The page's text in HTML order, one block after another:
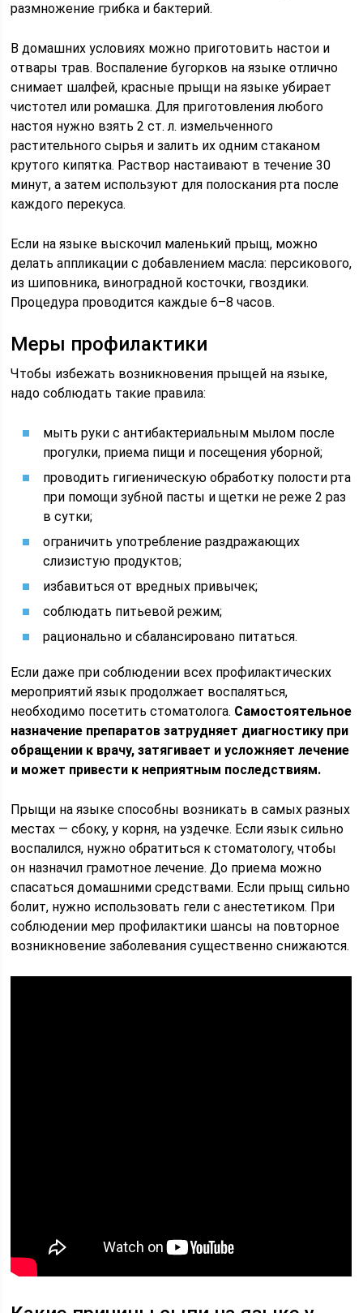
размножение грибка и бактерий.
В домашних условиях можно приготовить настои и
отвары трав. Воспаление бугорков на языке отлично
снимает шалфей, красные прыщи на языке убирает
чистотел или ромашка. Для приготовления любого
настоя нужно взять 2 ст. л. измельченного
растительного сырья и залить их одним стаканом
крутого кипятка. Раствор настаивают в течение 30
минут, а затем используют для полоскания рта после
каждого перекуса.
Если на языке выскочил маленький прыщ, можно
делать аппликации с добавлением масла: персикового,
из шиповника, виноградной косточки, гвоздики.
Процедура проводится каждые 6–8 часов.
Меры профилактики
Чтобы избежать возникновения прыщей на языке,
надо соблюдать такие правила:
мыть руки с антибактериальным мылом после
прогулки, приема пищи и посещения уборной;
проводить гигиеническую обработку полости рта
при помощи зубной пасты и щетки не реже 2 раз
в сутки;
ограничить употребление раздражающих
слизистую продуктов;
избавиться от вредных привычек;
соблюдать питьевой режим;
рационально и сбалансировано питаться.
Если даже при соблюдении всех профилактических
мероприятий язык продолжает воспаляться,
необходимо посетить стоматолога. Самостоятельное
назначение препаратов затрудняет диагностику при
обращении к врачу, затягивает и усложняет лечение
и может привести к неприятным последствиям.
Прыщи на языке способны возникать в самых разных
местах — сбоку, у корня, на уздечке. Если язык сильно
воспалился, нужно обратиться к стоматологу, чтобы
он назначил грамотное лечение. До приема можно
спасаться домашними средствами. Если прыщ сильно
болит, нужно использовать гели с анестетиком. При
соблюдении мер профилактики шансы на повторное
возникновение заболевания существенно снижаются.